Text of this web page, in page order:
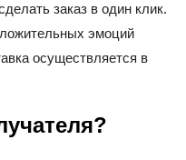
заказ в один клик.
эмоций
осуществляется в